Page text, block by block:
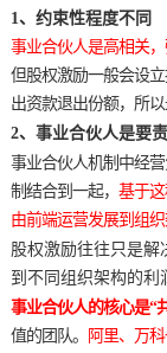
1、约束性程度不同
事业合伙人是高相关
但股权激励一般会设
出资款退出份额，所
2、事业合伙人是要
事业合伙人机制中经
制结合到一起， 基于
由前端运营发展到组织
股权激励往往只是解
到不同组织架构的利
事业合伙人的核心是“
值的团队。
阿里、万